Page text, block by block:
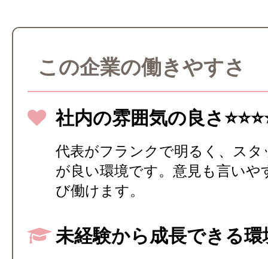
この企業の働きやすさ
社内の雰囲気の良さ
代表がフランクで明るく、スタ
が良い環境です。意見も言いや
び働けます。
未経験から成長できる環境